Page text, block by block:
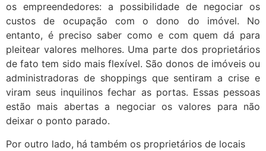
os empreendedores: a possibilidade de negociar os
custos de ocupação com o dono do imóvel. No
entanto, é preciso saber como e com quem dá para
pleitear valores melhores. Uma parte dos proprietários
de fato tem sido mais flexível. São donos de imóveis ou
administradoras de shoppings que sentiram a crise e
viram seus inquilinos fechar as portas. Essas pessoas
estão mais abertas a negociar os valores para não
deixar o ponto parado.
Por outro lado, há também os proprietários de locais